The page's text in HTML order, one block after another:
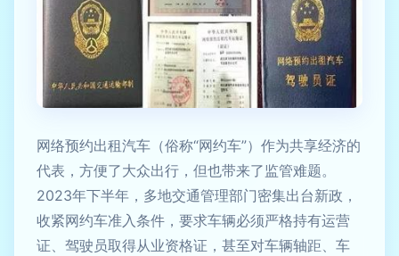
网络预约出租汽车（俗称“网约车”）作为共享经济的
代表，方便了大众出行，但也带来了监管难题。
2023年下半年，多地交通管理部门密集出台新政，
收紧网约车准入条件，要求车辆必须严格持有运营
证、驾驶员取得从业资格证，甚至对车辆轴距、车